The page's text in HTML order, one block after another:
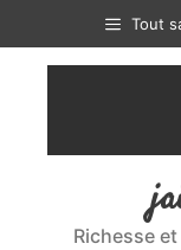
contenu
Tout
Richesse